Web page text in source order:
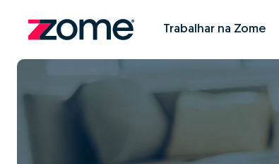
Trabalhar na Zome